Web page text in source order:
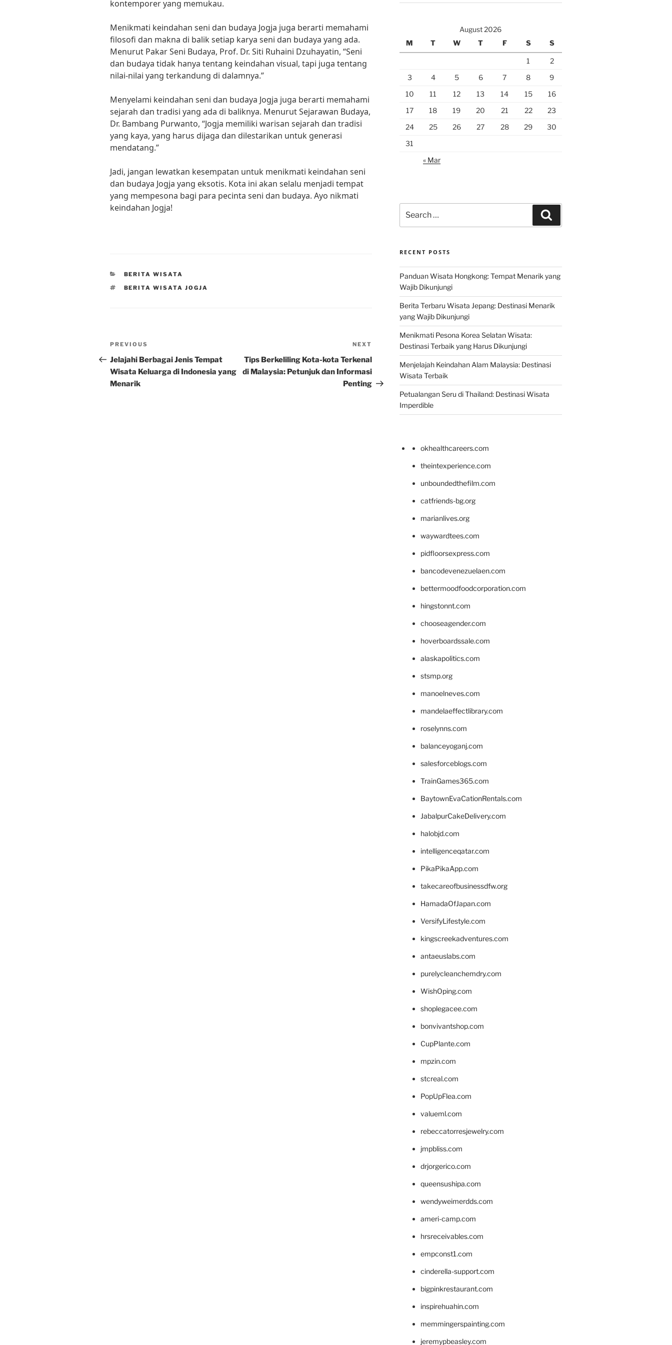
kontemporer yang memukau.
Menikmati keindahan seni dan budaya Jogja juga berarti memahami
filosofi dan makna di balik setiap karya seni dan budaya yang ada.
Menurut Pakar Seni Budaya, Prof. Dr. Siti Ruhaini Dzuhayatin, “Seni
dan budaya tidak hanya tentang keindahan visual, tapi juga tentang
nilai-nilai yang terkandung di dalamnya.”
Menyelami keindahan seni dan budaya Jogja juga berarti memahami
sejarah dan tradisi yang ada di baliknya. Menurut Sejarawan Budaya,
Dr. Bambang Purwanto, “Jogja memiliki warisan sejarah dan tradisi
yang kaya, yang harus dijaga dan dilestarikan untuk generasi
mendatang.”
Jadi, jangan lewatkan kesempatan untuk menikmati keindahan seni
dan budaya Jogja yang eksotis. Kota ini akan selalu menjadi tempat
yang mempesona bagi para pecinta seni dan budaya. Ayo nikmati
keindahan Jogja!
CATEGORIES
BERITA WISATA
TAGS
BERITA WISATA JOGJA
Post
navigation
Previous
Post
PREVIOUS
Jelajahi Berbagai Jenis Tempat
Wisata Keluarga di Indonesia yang
Menarik
Post
NEXT
Tips Berkeliling Kota-kota Terkenal
di Malaysia: Petunjuk dan Informasi
Penting
August 2026
M
T W T F S S
1
2
3
4 5 6 7 8
9
10
11 12 13 14 15
16
17
18 19 20 21 22
23
24
25 26 27 28 29
30
31
« Mar
for:
RECENT POSTS
Panduan Wisata Hongkong: Tempat Menarik yang
Wajib Dikunjungi
Berita Terbaru Wisata Jepang: Destinasi Menarik
yang Wajib Dikunjungi
Menikmati Pesona Korea Selatan Wisata:
Destinasi Terbaik yang Harus Dikunjungi
Menjelajah Keindahan Alam Malaysia: Destinasi
Wisata Terbaik
Petualangan Seru di Thailand: Destinasi Wisata
Imperdible
okhealthcareers.com
theintexperience.com
unboundedthefilm.com
catfriends-bg.org
marianlives.org
waywardtees.com
pidfloorsexpress.com
bancodevenezuelaen.com
bettermoodfoodcorporation.com
hingstonnt.com
chooseagender.com
hoverboardssale.com
alaskapolitics.com
stsmp.org
manoelneves.com
mandelaeffectlibrary.com
roselynns.com
balanceyoganj.com
salesforceblogs.com
TrainGames365.com
BaytownEvaCationRentals.com
JabalpurCakeDelivery.com
halobjd.com
intelligenceqatar.com
PikaPikaApp.com
takecareofbusinessdfw.org
HamadaOfJapan.com
VersifyLifestyle.com
kingscreekadventures.com
antaeuslabs.com
purelycleanchemdry.com
WishOping.com
shoplegacee.com
bonvivantshop.com
CupPlante.com
mpzin.com
stcreal.com
PopUpFlea.com
valueml.com
rebeccatorresjewelry.com
jmpbliss.com
drjorgerico.com
queensushipa.com
wendyweimerdds.com
ameri-camp.com
hrsreceivables.com
empconst1.com
cinderella-support.com
bigpinkrestaurant.com
inspirehuahin.com
memmingerspainting.com
jeremypbeasley.com